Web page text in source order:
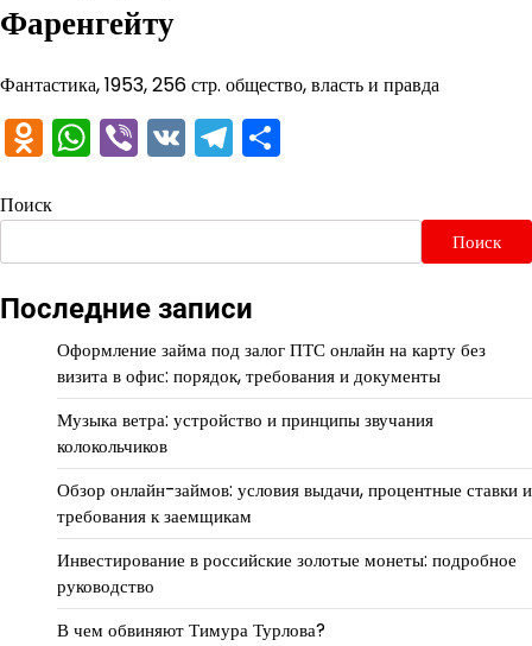
Фаренгейту
Фантастика, 1953, 256 стр. общество, власть и правда
Odnoklassniki
WhatsApp
Viber
VKTelegram
Поиск
Поиск
Последние записи
Оформление займа под залог ПТС онлайн на карту без
визита в офис: порядок, требования и документы
Музыка ветра: устройство и принципы звучания
колокольчиков
Обзор онлайн-займов: условия выдачи, процентные ставки и
требования к заемщикам
Инвестирование в российские золотые монеты: подробное
руководство
В чем обвиняют Тимура Турлова?